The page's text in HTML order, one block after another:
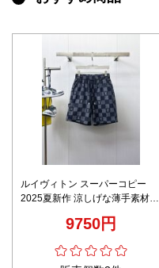
ルイヴィトン スーパーコピー
2025夏新作 涼しげな薄手素材で
9750円